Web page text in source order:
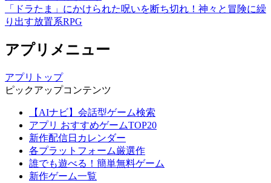
「ドラたま」にかけられた呪いを断ち切れ！神々と冒険に繰
り出す放置系RPG
アプリメニュー
アプリトップ
ピックアップコンテンツ
【AIナビ】会話型ゲーム検索
アプリ おすすめゲームTOP20
新作配信日カレンダー
各プラットフォーム厳選作
誰でも遊べる！簡単無料ゲーム
新作ゲーム一覧